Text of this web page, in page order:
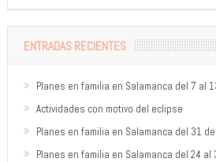
ENTRADAS RECIENTES
Planes en familia en Salamanca del 7 al
Actividades con motivo del eclipse
Planes en familia en Salamanca del 31
Planes en familia en Salamanca del 24 al